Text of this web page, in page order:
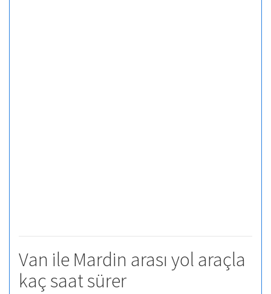
Van ile Mardin arası yol araçla
kaç saat sürer